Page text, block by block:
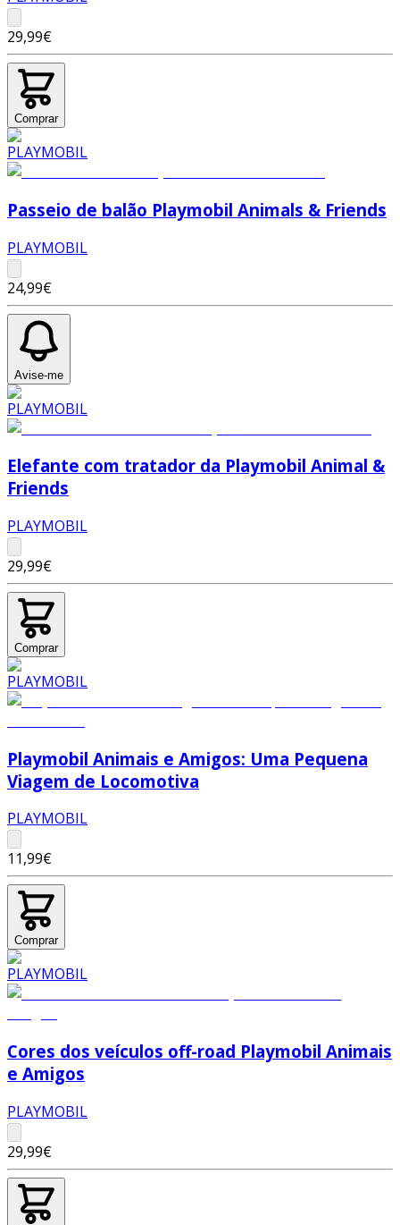
29,99€
Comprar
Passeio de balão Playmobil Animals & Friends
PLAYMOBIL
24,99€
Avise-me
Elefante com tratador da Playmobil Animal &
Friends
PLAYMOBIL
29,99€
Comprar
Playmobil Animais e Amigos: Uma Pequena
Viagem de Locomotiva
PLAYMOBIL
11,99€
Comprar
Cores dos veículos off-road Playmobil Animais
e Amigos
PLAYMOBIL
29,99€